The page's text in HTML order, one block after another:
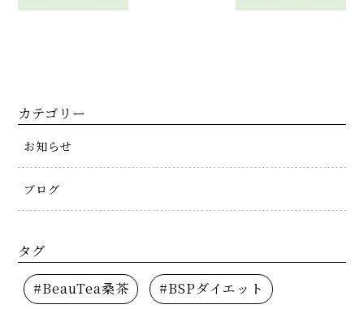
カテゴリー
お知らせ
ブログ
タグ
#BeauTea桑茶 #BSPダイエット